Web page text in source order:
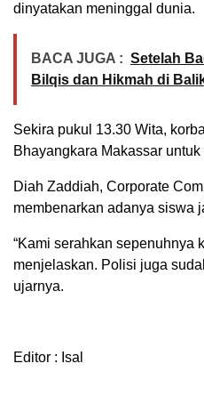
dinyatakan meninggal dunia.
BACA JUGA : Setelah
Bilqis dan Hikmah di
Sekira pukul 13.30 Wita,
Bhayangkara Makassar untuk
Diah Zaddiah, Corporate
membenarkan adanya siswa
“Kami serahkan sepenuhnya
menjelaskan. Polisi juga
ujarnya.
Editor : Isal